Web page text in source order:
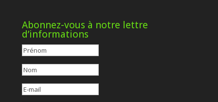
Abonnez-vous à notre lettre
d’informations